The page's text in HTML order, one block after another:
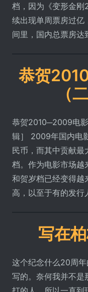
档，因为《变形金
续出现单周票房过
间里，国内总票房达
恭贺
（
恭贺2010─2009电
辑］ 2009年国内电
民币，而其中贡献最
档。作为电影市场
和贺岁档已经变得越
高，以至于有的发行
写在
这个纪念什么20周
写的。奈何我并不是